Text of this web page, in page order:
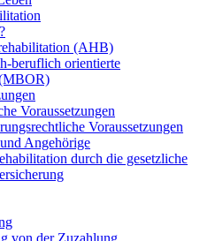
(AHB)
beruflich orientierte
Voraussetzungen
Voraussetzungen
Angehörige
durch die gesetzliche